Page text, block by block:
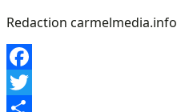
Redaction carmelmedia.info
Facebook
Twitter